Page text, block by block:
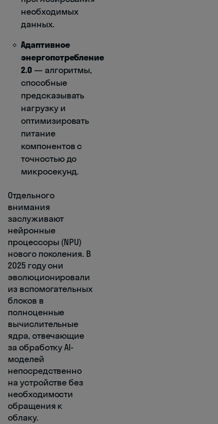
необходимых
данных.
Адаптивное
энергопотребление
2.0 — алгоритмы,
способные
предсказывать
нагрузку и
оптимизировать
питание
компонентов с
точностью до
микросекунд.
Отдельного
внимания
заслуживают
нейронные
процессоры (NPU)
нового поколения. В
2025 году они
эволюционировали
из вспомогательных
блоков в
полноценные
вычислительные
ядра, отвечающие
за обработку AI-
моделей
непосредственно
на устройстве без
необходимости
обращения к
облаку.